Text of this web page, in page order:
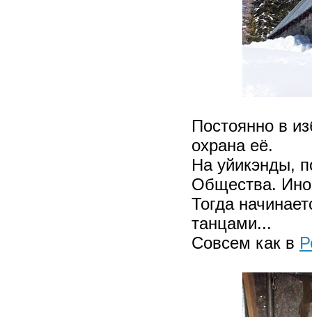
Постоянно в
охрана её.
На уйикэнды,
Общества.
Тогда
танцами...
Совсем как в